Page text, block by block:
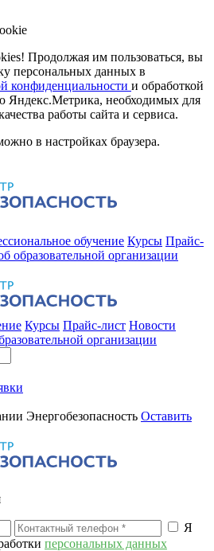
Продолжая им пользоваться, вы
персональных данных в
конфиденциальности и обработкой
Яндекс.Метрика, необходимых для
работы сайта и сервиса.
в настройках браузера.
обучение Курсы Прайс-
образовательной организации
Курсы Прайс-лист Новости
организации
Оставить
Я
персональных данных